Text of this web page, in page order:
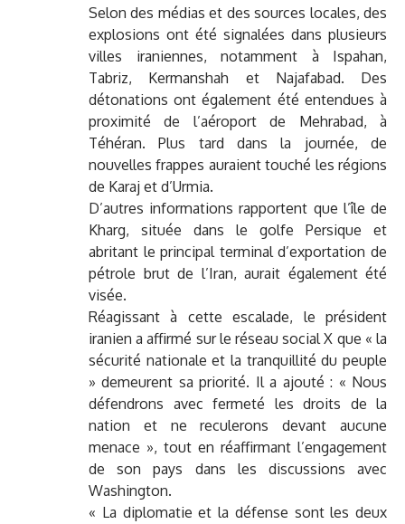
Selon des médias et des sources locales, des
explosions ont été signalées dans plusieurs
villes iraniennes, notamment à Ispahan,
Tabriz, Kermanshah et Najafabad. Des
détonations ont également été entendues à
proximité de l’aéroport de Mehrabad, à
Téhéran. Plus tard dans la journée, de
nouvelles frappes auraient touché les régions
de Karaj et d’Urmia.
D’autres informations rapportent que l’île de
Kharg, située dans le golfe Persique et
abritant le principal terminal d’exportation de
pétrole brut de l’Iran, aurait également été
visée.
Réagissant à cette escalade, le président
iranien a affirmé sur le réseau social X que « la
sécurité nationale et la tranquillité du peuple
» demeurent sa priorité. Il a ajouté : « Nous
défendrons avec fermeté les droits de la
nation et ne reculerons devant aucune
menace », tout en réaffirmant l’engagement
de son pays dans les discussions avec
Washington.
« La diplomatie et la défense sont les deux